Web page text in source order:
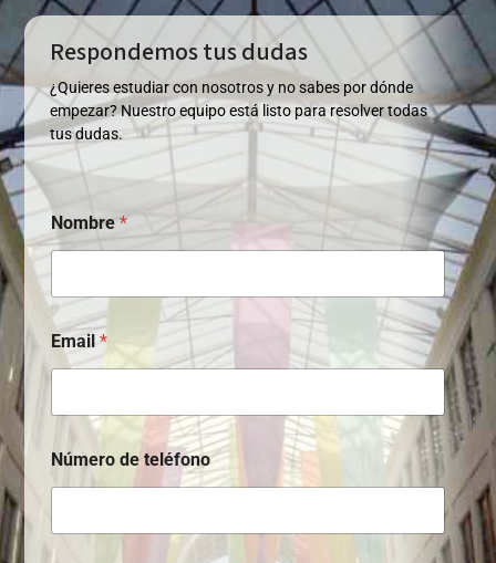
Respondemos tus dudas
¿Quieres estudiar con nosotros y no sabes por dónde
empezar? Nuestro equipo está listo para resolver todas
tus dudas.
Nombre*
Email *
Número de teléfono